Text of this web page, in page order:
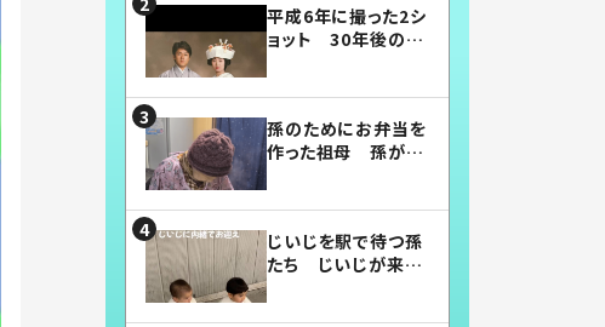
平成6年に撮った2シ
ョット 30年後の姿
孫のためにお弁当を
作った祖母 孫が絶
じいじを駅で待つ孫
たち じいじが来た